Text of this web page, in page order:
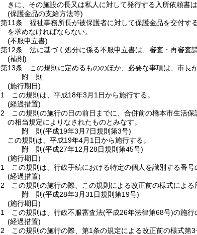
きに、その施設の長又は私人に対して発行する入所依頼書
(保護金品の支給方法等)
第11条
福祉事務所長が被保護者に対して保護金品を交付す
を求めなければならない。
(不服申立書)
第12条
法に基づく処分に係る不服申立書は、審査・再審査
(補則)
第13条
この規則に定めるもののほか、必要な事項は、市長
附 則
(施行期日)
1
この規則は、平成18年3月1日から施行する。
(経過措置)
2
この規則の施行の日の前日までに、合併前の橋本市生活保
の相当規定によりなされたものとみなす。
附 則(平成19年3月7日規則第3号)
この規則は、平成19年4月1日から施行する。
附 則(平成27年12月28日規則第45号)
(施行期日)
1
この規則は、行政手続における特定の個人を識別する番
(経過措置)
2
この規則の施行の際、この規則による改正前の様式によ
附 則(平成28年3月31日規則第19号)
(施行期日)
1
この規則は、行政不服審査法(平成26年法律第68号)の施行
(経過措置)
2
この規則の施行の際、第1条の規定による改正前の様式